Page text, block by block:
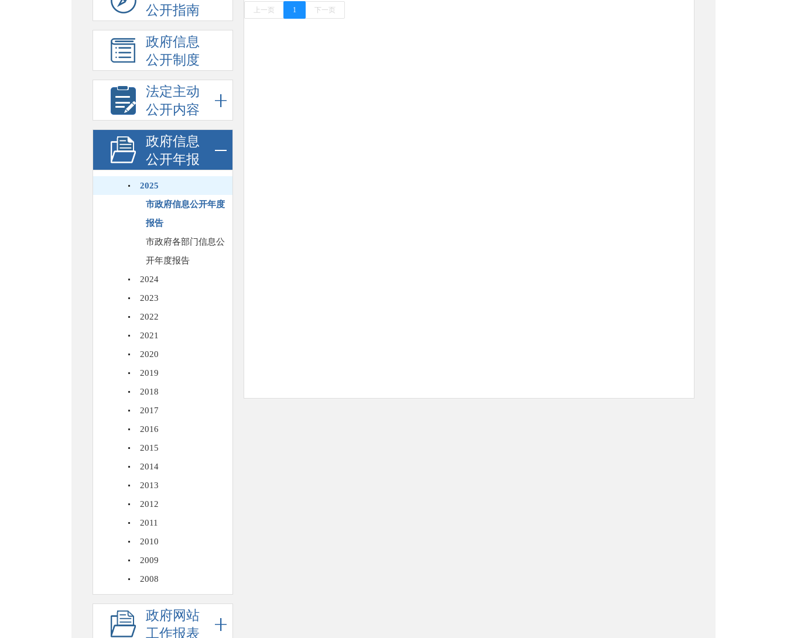
公开指南
政府信息
公开制度
法定主动
公开内容
政府信息
公开年报
2025
市政府信息公开年度
报告
市政府各部门信息公
开年度报告
2024
2023
2022
2021
2020
2019
2018
2017
2016
2015
2014
2013
2012
2011
2010
2009
2008
政府网站
工作报表
上一页 1 下一页